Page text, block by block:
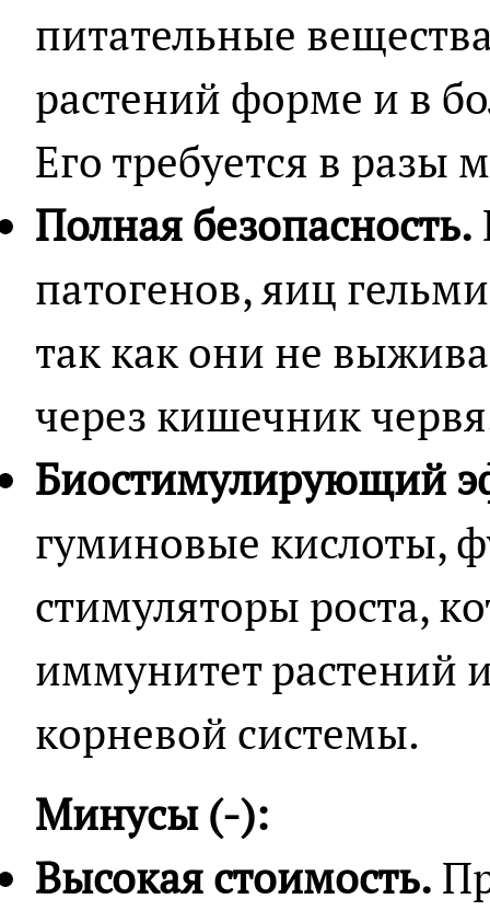
питательные
растений форме и в
Его требуется в
Полная безопасность.
патогенов, яиц
так как они не
через кишечник
Биостимулирующий
гуминовые кислоты,
стимуляторы роста,
иммунитет растений
корневой системы.
Минусы (-):
Высокая стоимость.